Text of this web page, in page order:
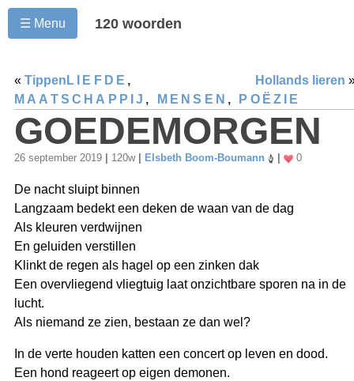
☰ Menu 120 woorden
« Tippen Hollands lieren
LIEFDE ,
MAATSCHAPPIJ , MENSEN , POËZIE
GOEDEMORGEN
26 september 2019 120w Elsbeth Boom-Boumann 0
De nacht sluipt binnen
Langzaam bedekt een deken de waan van de dag
Als kleuren verdwijnen
En geluiden verstillen
Klinkt de regen als hagel op een zinken dak
Een overvliegend vliegtuig laat onzichtbare sporen na in de
lucht.
Als niemand ze zien, bestaan ze dan wel?
In de verte houden katten een concert op leven en dood.
Een hond reageert op eigen demonen.